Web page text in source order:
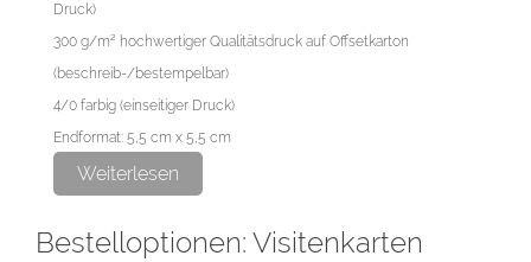
Druck)
300 g/m² hochwertiger Qualitätsdruck auf Offsetkarton
(beschreib-/bestempelbar)
4/0 farbig (einseitiger Druck)
Endformat: 5,5 cm x 5,5 cm
Datenformat: 6,1 cm x 6,1 cm
Der Offsetkarton ist ein ungestrichenes Naturpapier mit matter,
Weiterlesen
Bestelloptionen: Visitenkarten